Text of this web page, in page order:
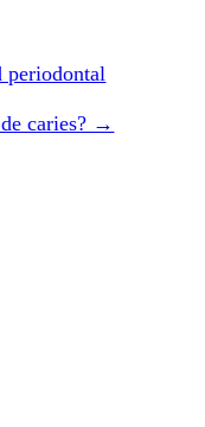
periodontal
caries? →